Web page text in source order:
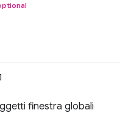
finestra globali